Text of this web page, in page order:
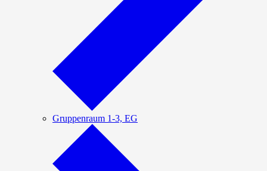
Gruppenraum 1-3, EG